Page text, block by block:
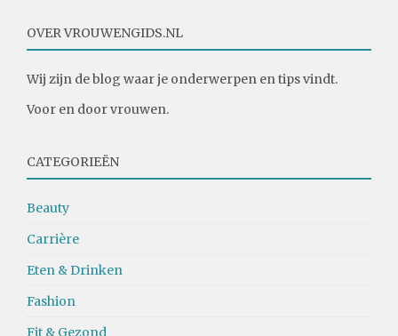
OVER VROUWENGIDS.NL
Wij zijn de blog waar je onderwerpen en tips vindt.
Voor en door vrouwen.
CATEGORIEËN
Beauty
Carrière
Eten & Drinken
Fashion
Fit & Gezond